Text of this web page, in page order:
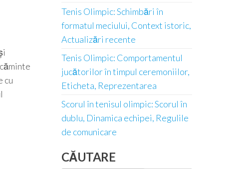
cu
Tenis Olimpic: Schimbări în
formatul meciului, Context istoric,
Actualizări recente
Tenis Olimpic: Comportamentul
jucătorilor în timpul ceremoniilor,
Eticheta, Reprezentarea
Scorul în tenisul olimpic: Scorul în
dublu, Dinamica echipei, Regulile
de comunicare
CĂUTARE